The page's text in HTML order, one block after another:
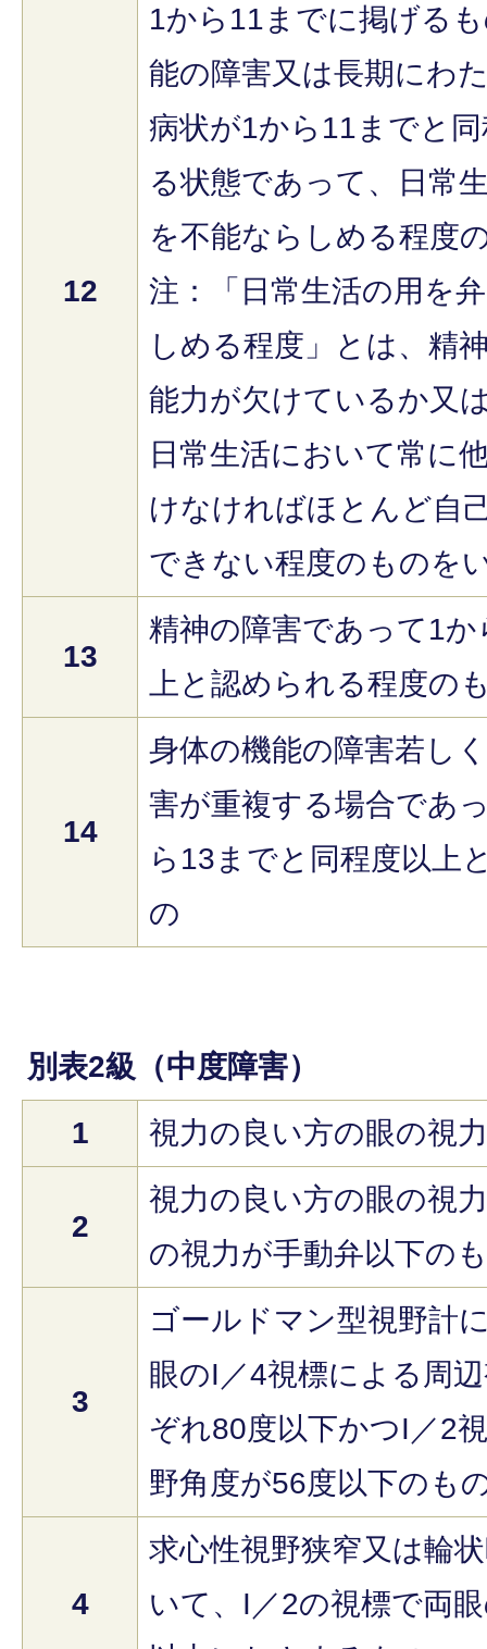
12
1から11までに掲げる
能の障害又は長期にわ
病状が1から11までと
る状態であって、日常
を不能ならしめる程度
注：「日常生活の用を
しめる程度」とは、精
能力が欠けているか又
日常生活において常に
けなければほとんど自
できない程度のものを
13
精神の障害であって1
上と認められる程度の
14
身体の機能の障害若し
害が重複する場合であ
ら13までと同程度以上
の
別表2級（中度障害）
1
視力の良い方の眼の視
2
視力の良い方の眼の視
の視力が手動弁以下の
3
ゴールドマン型視野計
眼のI／4視標による周
ぞれ80度以下かつI／2
野角度が56度以下のも
4
求心性視野狭窄又は輪
いて、I／2の視標で両